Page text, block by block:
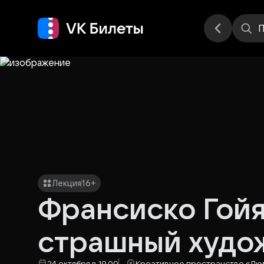
Лекция16+
Франсиско
страшный